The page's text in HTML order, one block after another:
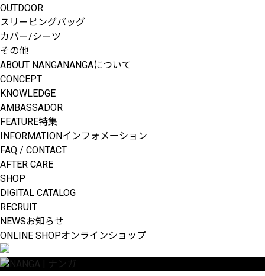
OUTDOOR
スリーピングバッグ
カバー/シーツ
その他
ABOUT NANGANANGAについて
CONCEPT
KNOWLEDGE
AMBASSADOR
FEATURE特集
INFORMATIONインフォメーション
FAQ / CONTACT
AFTER CARE
SHOP
DIGITAL CATALOG
RECRUIT
NEWSお知らせ
ONLINE SHOPオンラインショップ
NANGA 30th Anniversary
Collaboration with TACOMA FUJI RECORDS